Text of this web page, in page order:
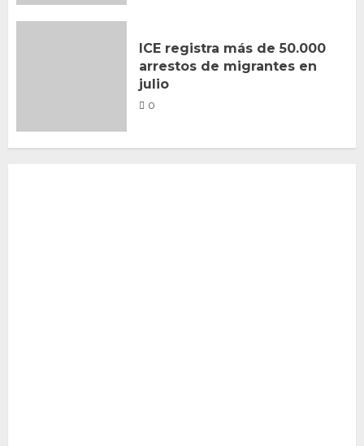
ICE registra más de 50.000
arrestos de migrantes en
julio
0